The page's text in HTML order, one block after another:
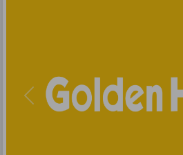
Previous